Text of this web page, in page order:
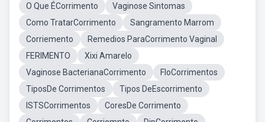
O Que ÉCorrimento
Vaginose Sintomas
Como TratarCorrimento
Sangramento Marrom
Corriemento
Remedios ParaCorrimento Vaginal
FERIMENTO
Xixi Amarelo
Vaginose BacterianaCorrimento
FloCorrimentos
TiposDe Corrimentos
Tipos DeEscorrimento
ISTSCorrimentos
CoresDe Corrimento